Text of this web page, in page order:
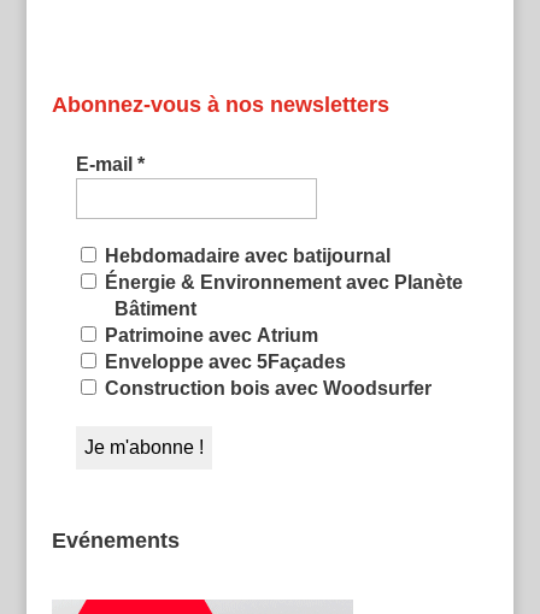
Abonnez-vous à nos newsletters
E-mail *
Hebdomadaire avec batijournal
Énergie & Environnement avec Planète
Bâtiment
Patrimoine avec Atrium
Enveloppe avec 5Façades
Construction bois avec Woodsurfer
Evénements